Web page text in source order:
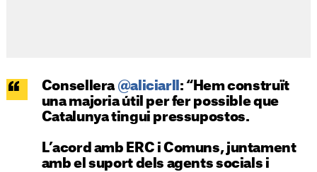
Consellera @aliciarll : “Hem construït
una majoria útil per fer possible que
Catalunya tingui pressupostos.
L’acord amb ERC i Comuns, juntament
amb el suport dels agents socials i